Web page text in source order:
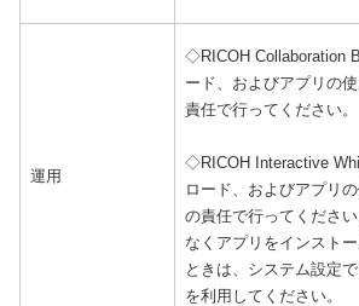
運用
◇RICOH Collaboration
ード、およびアプリの
責任で行ってください。
◇RICOH Interactive
ロード、およびアプリ
の責任で行ってくださ
なくアプリをインスト
ときは、システム設定
を利用してください。